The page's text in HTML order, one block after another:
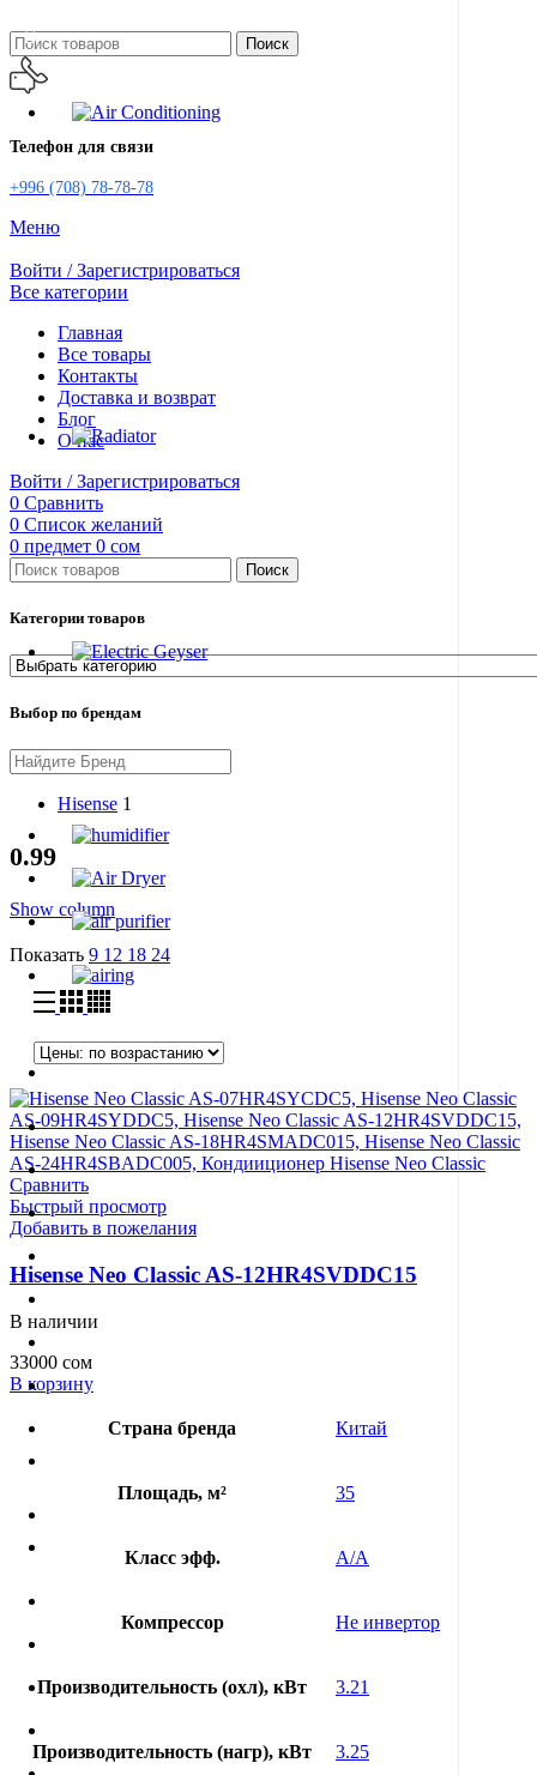
Поиск
Телефон для связи
+996 (708) 78-78-78
Меню
Войти / Зарегистрироваться
Все категории
Главная
Все товары
Контакты
Доставка и возврат
Блог
О нас
Войти / Зарегистрироваться
0 Сравнить
0 Список желаний
0 предмет 0 сом
Поиск
Категории товаров
Выбор по брендам
Hisense 1
0.99
Show column
Показать 9 12 18 24
Сравнить
Быстрый просмотр
Добавить в пожелания
Hisense Neo Classic AS-12HR4SVDDC15
В наличии
33000 сом
В корзину
Страна бренда Китай
Площадь, м² 35
Класс эфф. A/A
Компрессор Не инвертор
Производительность (охл), кВт 3.21
Производительность (нагр), кВт 3.25